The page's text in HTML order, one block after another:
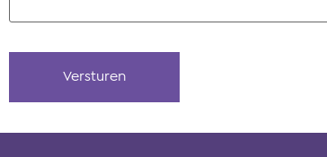
Versturen